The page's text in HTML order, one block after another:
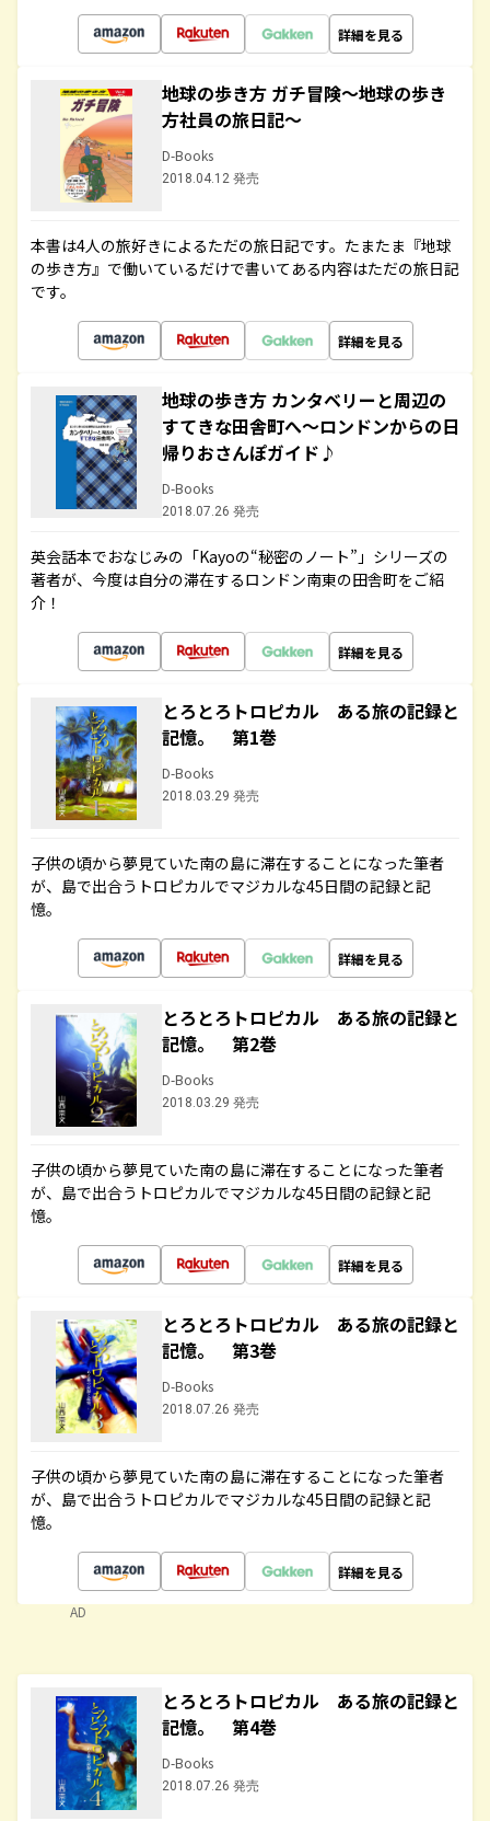
詳細を見る
地球の歩き方 ガチ冒険～地球の歩き
方社員の旅日記～
D-Books
2018.04.12 発売
本書は4人の旅好きによるただの旅日記です。たまたま『地球
の歩き方』で働いているだけで書いてある内容はただの旅日記
です。
詳細を見る
地球の歩き方 カンタベリーと周辺の
すてきな田舎町へ～ロンドンからの日
帰りおさんぽガイド♪
D-Books
2018.07.26 発売
英会話本でおなじみの「Kayoの“秘密のノート”」シリーズの
著者が、今度は自分の滞在するロンドン南東の田舎町をご紹
介！
詳細を見る
とろとろトロピカル ある旅の記録と
記憶。 第1巻
D-Books
2018.03.29 発売
子供の頃から夢見ていた南の島に滞在することになった筆者
が、島で出合うトロピカルでマジカルな45日間の記録と記
憶。
詳細を見る
とろとろトロピカル ある旅の記録と
記憶。 第2巻
D-Books
2018.03.29 発売
子供の頃から夢見ていた南の島に滞在することになった筆者
が、島で出合うトロピカルでマジカルな45日間の記録と記
憶。
詳細を見る
とろとろトロピカル ある旅の記録と
記憶。 第3巻
D-Books
2018.07.26 発売
子供の頃から夢見ていた南の島に滞在することになった筆者
が、島で出合うトロピカルでマジカルな45日間の記録と記
憶。
詳細を見る
AD
とろとろトロピカル ある旅の記録と
記憶。 第4巻
D-Books
2018.07.26 発売